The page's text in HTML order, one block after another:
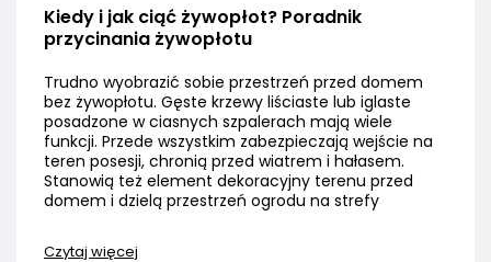
Kiedy i jak ciąć żywopłot? Poradnik
przycinania żywopłotu
Trudno wyobrazić sobie przestrzeń przed domem
bez żywopłotu. Gęste krzewy liściaste lub iglaste
posadzone w ciasnych szpalerach mają wiele
funkcji. Przede wszystkim zabezpieczają wejście na
teren posesji, chronią przed wiatrem i hałasem.
Stanowią też element dekoracyjny terenu przed
domem i dzielą przestrzeń ogrodu na strefy
Czytaj więcej